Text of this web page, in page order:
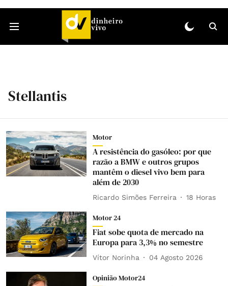
Stellantis
Motor
A resistência do gasóleo: por que
razão a BMW e outros grupos
mantêm o diesel vivo bem para
além de 2030
Ricardo Simões Ferreira 18 Horas
Motor 24
Fiat sobe quota de mercado na
Europa para 3,3% no semestre
Vítor Norinha 04 Agosto 2026
Opinião Motor24